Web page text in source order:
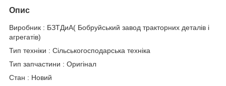
Опис
Виробник : БЗТДиА( Бобруйський завод тракторних деталів і
агрегатів)
Тип техніки : Сільськогосподарська техніка
Тип запчастини : Оригінал
Стан : Новий